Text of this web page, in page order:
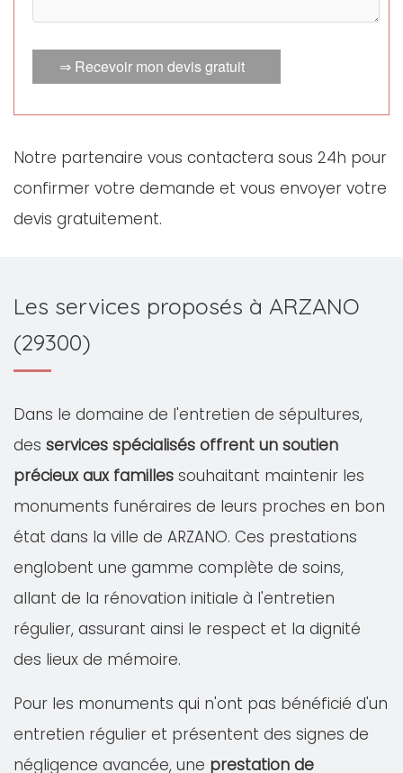
⇒ Recevoir mon devis gratuit
Notre partenaire vous contactera sous 24h pour
confirmer votre demande et vous envoyer votre
devis gratuitement.
Les services proposés à ARZANO
(29300)
Dans le domaine de l'entretien de sépultures,
des services spécialisés offrent un soutien
précieux aux familles souhaitant maintenir les
monuments funéraires de leurs proches en bon
état dans la ville de ARZANO. Ces prestations
englobent une gamme complète de soins,
allant de la rénovation initiale à l'entretien
régulier, assurant ainsi le respect et la dignité
des lieux de mémoire.
Pour les monuments qui n'ont pas bénéficié d'un
entretien régulier et présentent des signes de
négligence avancée, une prestation de